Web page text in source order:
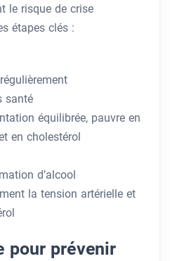
le risque de crise
étapes clés :
santé
équilibrée, pauvre en
en cholestérol
d’alcool
la tension artérielle et
pour prévenir